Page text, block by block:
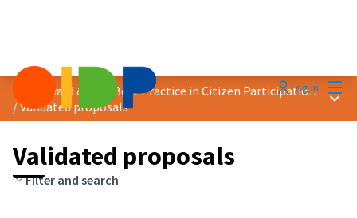
Log in
2020 Award &quot;Best Practice in Citizen Participation&quot;
/Validated proposals
Main
Validated proposals
Filter and search